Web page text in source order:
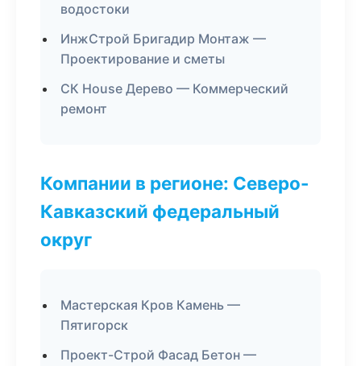
водостоки
ИнжСтрой Бригадир Монтаж —
Проектирование и сметы
СК House Дерево — Коммерческий
ремонт
Компании в регионе: Северо-
Кавказский федеральный
округ
Мастерская Кров Камень —
Пятигорск
Проект-Строй Фасад Бетон —